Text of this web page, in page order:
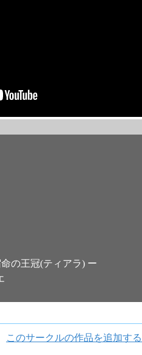
の王冠(ティアラ) ー
このサークルの作品を追加する